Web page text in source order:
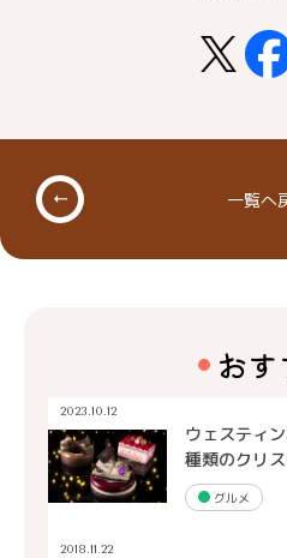
一覧へ
お
2023.10.12
ウェスティ
種類のクリ
グルメ
2018.11.22